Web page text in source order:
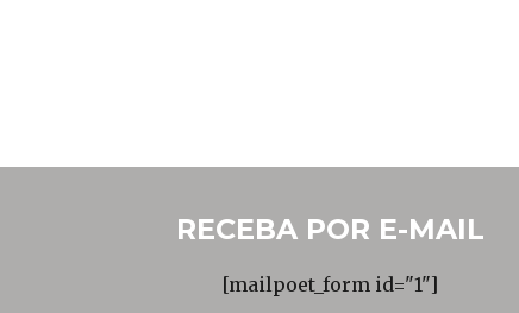
RECEBA POR E-MAIL
[mailpoet_form id="1"]